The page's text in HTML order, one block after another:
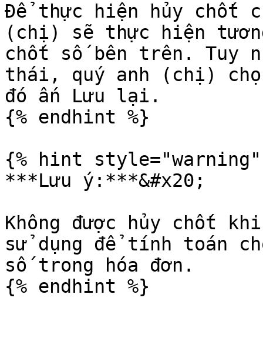
Để thực hiện hủy chốt
(chị) sẽ thực hiện
chốt số bên trên. Tuy
thái, quý anh (chị)
đó ấn Lưu lại.
{% endhint %}
{% hint style="warning"
***Lưu ý:***&#x20;
Không được hủy chốt
sử dụng để tính toán
số trong hóa đơn.